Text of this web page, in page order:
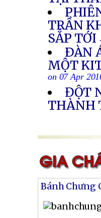
TRẦN
SẮP TỚI
ÐÀN
MỘT
on 07 Apr
ĐỘT
THÀNH
Bánh Chưng